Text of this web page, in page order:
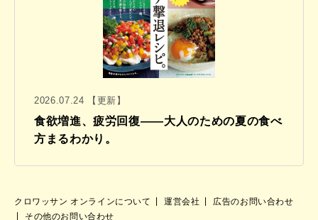
2026.07.24 【更新】
食欲増進、疲労回復——大人のための夏の食べ
方まるわかり。
クロワッサン オンラインについて 運営会社
広告のお問い合わせ
その他のお問い合わせ